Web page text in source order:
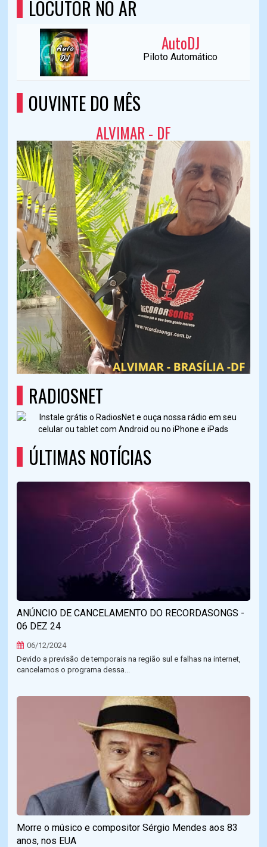
LOCUTOR NO AR
AutoDJ
Piloto Automático
OUVINTE DO MÊS
ALVIMAR - DF
RADIOSNET
ÚLTIMAS NOTÍCIAS
ANÚNCIO DE CANCELAMENTO DO RECORDASONGS -
06 DEZ 24
06/12/2024
Devido a previsão de temporais na região sul e falhas na internet,
cancelamos o programa dessa...
Morre o músico e compositor Sérgio Mendes aos 83
anos, nos EUA